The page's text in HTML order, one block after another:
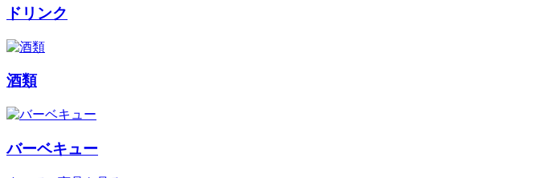
ドリンク
酒類
バーベキュー